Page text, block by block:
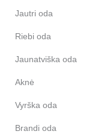
Jautri oda
Riebi oda
Jaunatviška oda
Aknė
Vyrška oda
Brandi oda